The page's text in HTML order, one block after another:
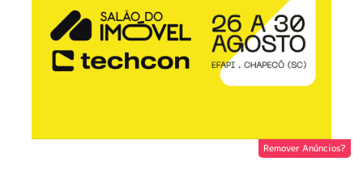
Remover Anúncios?